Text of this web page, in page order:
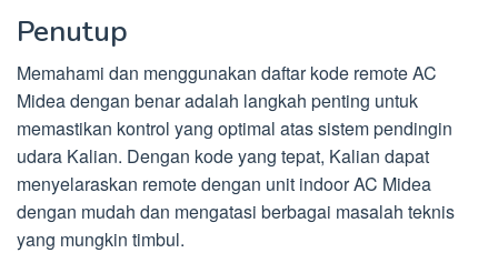
Penutup
Memahami dan menggunakan daftar kode remote AC
Midea dengan benar adalah langkah penting untuk
memastikan kontrol yang optimal atas sistem pendingin
udara Kalian. Dengan kode yang tepat, Kalian dapat
menyelaraskan remote dengan unit indoor AC Midea
dengan mudah dan mengatasi berbagai masalah teknis
yang mungkin timbul.